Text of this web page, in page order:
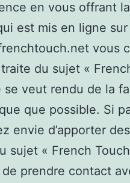
en vous offrant
est mis en ligne
vous
du sujet «
se veut rendu de la
que possible. Si
envie d’apporter
sujet « French
prendre contact